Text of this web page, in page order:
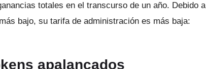
totales en el transcurso de un año. Debido a
bajo, su tarifa de administración es más baja:
apalancados